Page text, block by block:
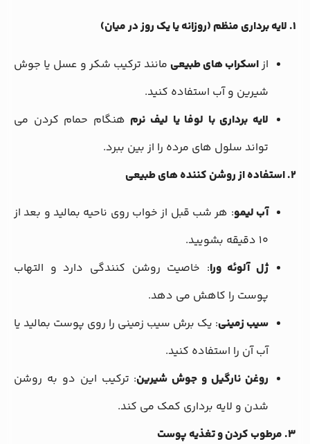
۱. لایه برداری منظم (روزانه یا یک روز در میان)
ازاسکراب های طبیعی مانند ترکیب شکر و عسل یا جوش
شیرین و آب استفاده کنید.
لایه برداری با لوفا یا لیف نرم هنگام حمام کردن می
تواند سلول های مرده را از بین ببرد.
۲. استفاده از روشن کننده های طبیعی
آب لیمو: هر شب قبل از خواب روی ناحیه بمالید و بعد از
۱۰ دقیقه بشویید.
ژل آلوئه ورا: خاصیت روشن کنندگی دارد و التهاب
پوست را کاهش می دهد.
سیب زمینی: یک برش سیب زمینی را روی پوست بمالید یا
آب آن را استفاده کنید.
روغن نارگیل و جوش شیرین: ترکیب این دو به روشن
شدن و لایه برداری کمک می کند.
۳. مرطوب کردن و تغذیه پوست